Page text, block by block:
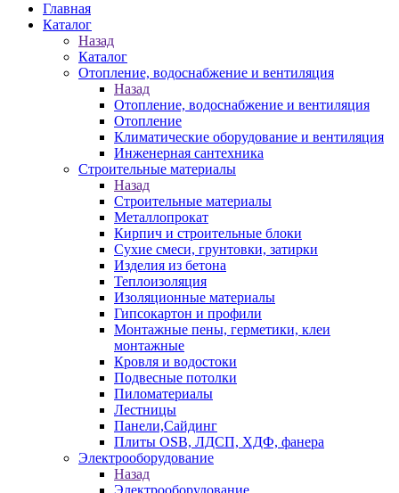
Главная
Каталог
Назад
Каталог
Отопление, водоснабжение и вентиляция
Назад
Отопление, водоснабжение и вентиляция
Отопление
Климатические оборудование и вентиляция
Инженерная сантехника
Строительные материалы
Назад
Строительные материалы
Металлопрокат
Кирпич и строительные блоки
Сухие смеси, грунтовки, затирки
Изделия из бетона
Теплоизоляция
Изоляционные материалы
Гипсокартон и профили
Монтажные пены, герметики, клеи
монтажные
Кровля и водостоки
Подвесные потолки
Пиломатериалы
Лестницы
Панели,Сайдинг
Плиты OSB, ЛДСП, ХДФ, фанера
Электрооборудование
Назад
Электрооборудование